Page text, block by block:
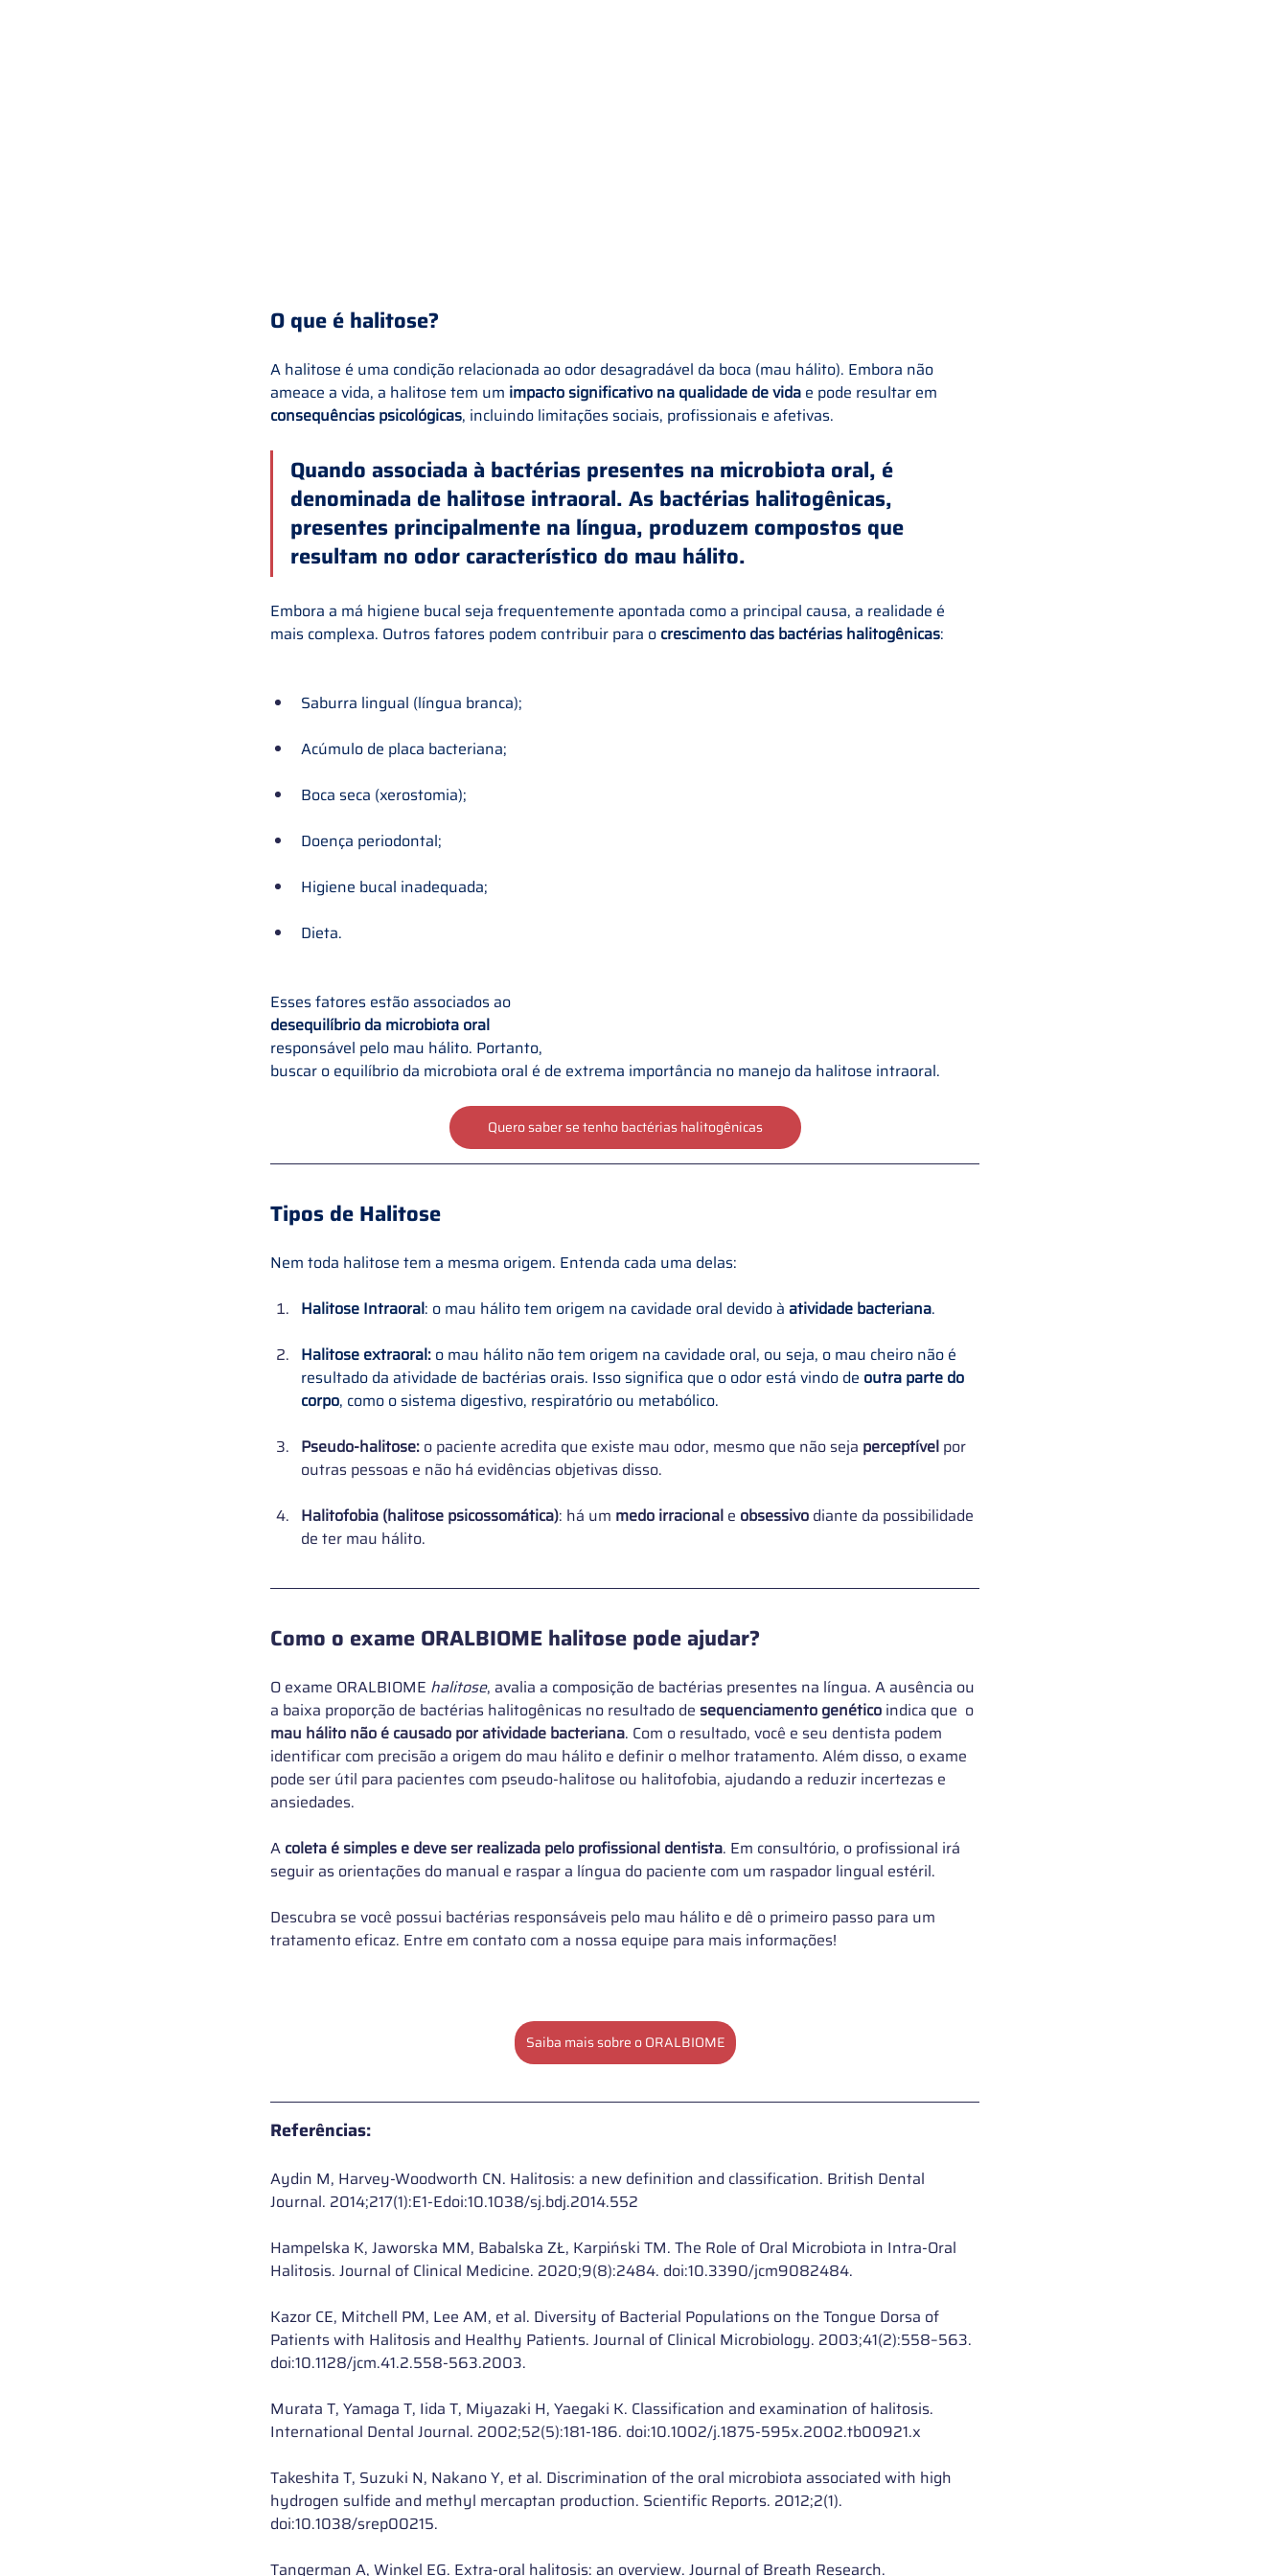
O que é halitose?
A halitose é uma condição relacionada ao odor desagradável da boca (mau hálito). Embora não
ameace a vida, a halitose tem um impacto significativo na qualidade de vida e pode resultar em
consequências psicológicas, incluindo limitações sociais, profissionais e afetivas.
Quando associada à bactérias presentes na microbiota oral, é
denominada de halitose intraoral. As bactérias halitogênicas,
presentes principalmente na língua, produzem compostos que
resultam no odor característico do mau hálito.
Embora a má higiene bucal seja frequentemente apontada como a principal causa, a realidade é
mais complexa. Outros fatores podem contribuir para o crescimento das bactérias halitogênicas:
Saburra lingual (língua branca);
Acúmulo de placa bacteriana;
Boca seca (xerostomia);
Doença periodontal;
Higiene bucal inadequada;
Dieta.
Esses fatores estão associados ao
desequilíbrio da microbiota oral
responsável pelo mau hálito. Portanto,
buscar o equilíbrio da microbiota oral é de extrema importância no manejo da halitose intraoral.
Quero saber se tenho bactérias halitogênicas
Tipos de Halitose
Nem toda halitose tem a mesma origem. Entenda cada uma delas:
Halitose Intraoral: o mau hálito tem origem na cavidade oral devido à atividade bacteriana.
Halitose extraoral: o mau hálito não tem origem na cavidade oral, ou seja, o mau cheiro não é
resultado da atividade de bactérias orais. Isso significa que o odor está vindo de outra parte do
corpo, como o sistema digestivo, respiratório ou metabólico.
Pseudo-halitose: o paciente acredita que existe mau odor, mesmo que não seja perceptível por
outras pessoas e não há evidências objetivas disso.
Halitofobia (halitose psicossomática): há um medo irracional e obsessivo diante da possibilidade
de ter mau hálito.
Como o exame ORALBIOME halitose pode ajudar?
O exame ORALBIOME halitose, avalia a composição de bactérias presentes na língua. A ausência ou
a baixa proporção de bactérias halitogênicas no resultado de sequenciamento genético indica que o
mau hálito não é causado por atividade bacteriana. Com o resultado, você e seu dentista podem
identificar com precisão a origem do mau hálito e definir o melhor tratamento. Além disso, o exame
pode ser útil para pacientes com pseudo-halitose ou halitofobia, ajudando a reduzir incertezas e
ansiedades.
A coleta é simples e deve ser realizada pelo profissional dentista. Em consultório, o profissional irá
seguir as orientações do manual e raspar a língua do paciente com um raspador lingual estéril.
Descubra se você possui bactérias responsáveis pelo mau hálito e dê o primeiro passo para um
tratamento eficaz. Entre em contato com a nossa equipe para mais informações!
Saiba mais sobre o ORALBIOME
Referências:
Aydin M, Harvey-Woodworth CN. Halitosis: a new definition and classification. British Dental
Journal. 2014;217(1):E1-Edoi:10.1038/sj.bdj.2014.552
Hampelska K, Jaworska MM, Babalska ZŁ, Karpiński TM. The Role of Oral Microbiota in Intra-Oral
Halitosis. Journal of Clinical Medicine. 2020;9(8):2484. doi:10.3390/jcm9082484.
Kazor CE, Mitchell PM, Lee AM, et al. Diversity of Bacterial Populations on the Tongue Dorsa of
Patients with Halitosis and Healthy Patients. Journal of Clinical Microbiology. 2003;41(2):558–563.
doi:10.1128/jcm.41.2.558-563.2003.
Murata T, Yamaga T, Iida T, Miyazaki H, Yaegaki K. Classification and examination of halitosis.
International Dental Journal. 2002;52(5):181-186. doi:10.1002/j.1875-595x.2002.tb00921.x
Takeshita T, Suzuki N, Nakano Y, et al. Discrimination of the oral microbiota associated with high
hydrogen sulfide and methyl mercaptan production. Scientific Reports. 2012;2(1).
doi:10.1038/srep00215.
Tangerman A, Winkel EG. Extra-oral halitosis: an overview. Journal of Breath Research.